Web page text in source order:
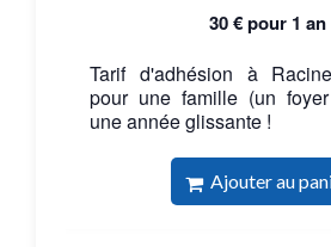
30€pour 1 an
Tarif d'adhésion à
pour une famille (un
une année glissante !
Ajouter au